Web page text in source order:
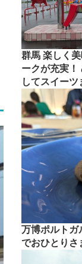
群馬 楽しく
ークが充実！
してスイーツ
万博ポルトガ
でおひとりさ